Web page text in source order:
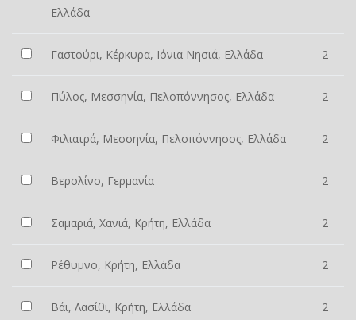
Ελλάδα
Γαστούρι, Κέρκυρα, Ιόνια Νησιά, Ελλάδα 2
Πύλος, Μεσσηνία, Πελοπόννησος, Ελλάδα 2
Φιλιατρά, Μεσσηνία, Πελοπόννησος, Ελλάδα 2
Βερολίνο, Γερμανία 2
Σαμαριά, Χανιά, Κρήτη, Ελλάδα 2
Ρέθυμνο, Κρήτη, Ελλάδα 2
Βάι, Λασίθι, Κρήτη, Ελλάδα 2